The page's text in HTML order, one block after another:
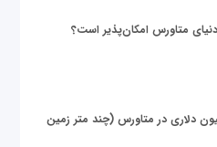
دنیای متاورس امکان‌پذیر است؟
زمین 4.3 میلیون دلاری در متاورس (چند متر زمین